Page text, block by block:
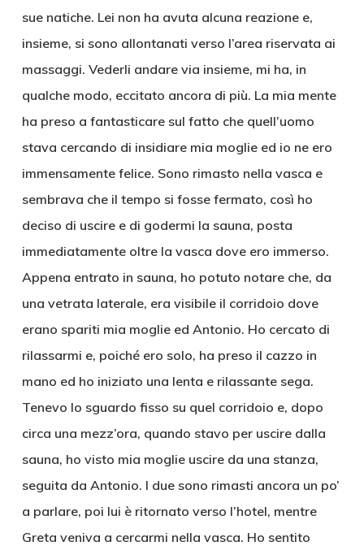
sue natiche. Lei non ha avuta alcuna reazione e,
insieme, si sono allontanati verso l’area riservata ai
massaggi. Vederli andare via insieme, mi ha, in
qualche modo, eccitato ancora di più. La mia mente
ha preso a fantasticare sul fatto che quell’uomo
stava cercando di insidiare mia moglie ed io ne ero
immensamente felice. Sono rimasto nella vasca e
sembrava che il tempo si fosse fermato, così ho
deciso di uscire e di godermi la sauna, posta
immediatamente oltre la vasca dove ero immerso.
Appena entrato in sauna, ho potuto notare che, da
una vetrata laterale, era visibile il corridoio dove
erano spariti mia moglie ed Antonio. Ho cercato di
rilassarmi e, poiché ero solo, ha preso il cazzo in
mano ed ho iniziato una lenta e rilassante sega.
Tenevo lo sguardo fisso su quel corridoio e, dopo
circa una mezz’ora, quando stavo per uscire dalla
sauna, ho visto mia moglie uscire da una stanza,
seguita da Antonio. I due sono rimasti ancora un po’
a parlare, poi lui è ritornato verso l’hotel, mentre
Greta veniva a cercarmi nella vasca. Ho sentito